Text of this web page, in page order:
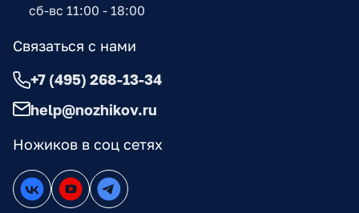
Ножиков в соц сетях
сб-вс 11:00 - 18:00
Связаться с нами
+7 (495) 268-13-34
help@nozhikov.ru